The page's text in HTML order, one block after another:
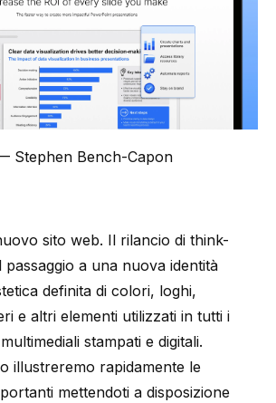
Stephen Bench-Capon
sito web. Il rilancio di think-
passaggio a una nuova identità
definita di colori, loghi,
e altri elementi utilizzati in tutti i
stampati e digitali.
illustreremo rapidamente le
mettendoti a disposizione